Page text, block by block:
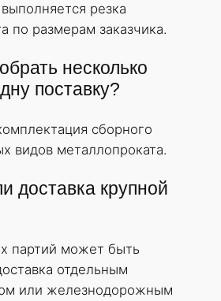
резка
по размерам заказчика.
несколько
поставку?
сборного
видов металлопроката.
доставка крупной
партий может быть
отдельным
или железнодорожным